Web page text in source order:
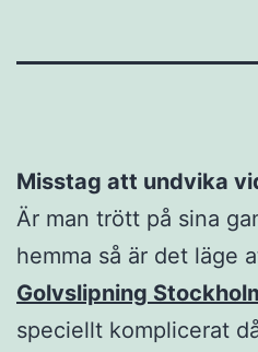
Misstag att undvika
Är man trött på sina
hemma så är det läge
Golvslipning
speciellt komplicerat